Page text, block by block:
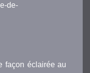
de-
façon éclairée au